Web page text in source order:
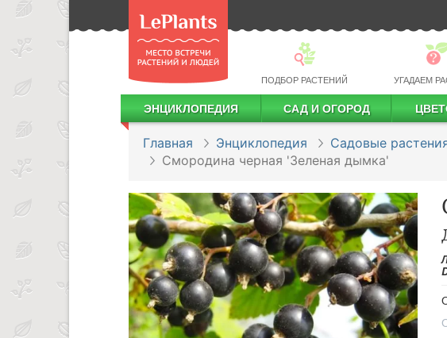
ПОДБОР РАСТЕНИЙ УГАДАЕМ
ЭНЦИКЛОПЕДИЯ САД И ОГОРОД
Главная Энциклопедия Садовые
Смородина черная 'Зеленая дымка'